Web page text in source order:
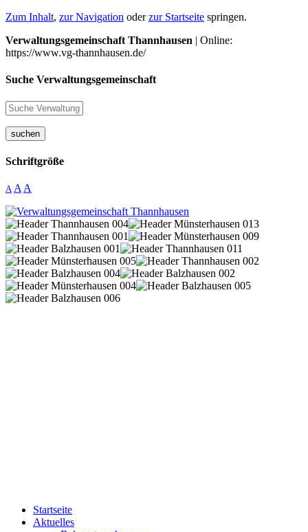
Zum Inhalt, zur Navigation oderzur Startseite springen.
Verwaltungsgemeinschaft Thannhausen | Online:
https://www.vg-thannhausen.de/
Suche Verwaltungsgemeinschaft
suchen
Schriftgröße
A A A
Startseite
Aktuelles